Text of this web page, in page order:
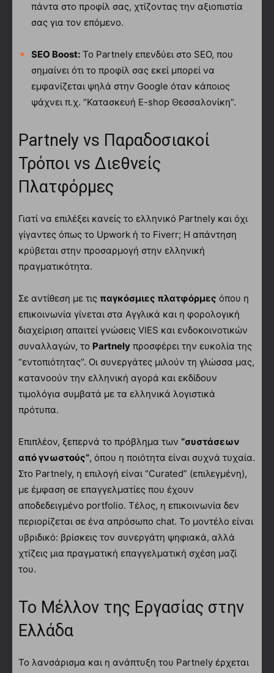
πάντα στο προφίλ σας, χτίζοντας την αξιοπιστία
σας για τον επόμενο.
SEO Boost: Το Partnely επενδύει στο SEO, που
σημαίνει ότι το προφίλ σας εκεί μπορεί να
εμφανίζεται ψηλά στην Google όταν κάποιος
ψάχνει π.χ. “Κατασκευή E-shop Θεσσαλονίκη”.
Partnely vs Παραδοσιακοί
Τρόποι vs Διεθνείς
Πλατφόρμες
Γιατί να επιλέξει κανείς το ελληνικό Partnely και όχι
γίγαντες όπως το Upwork ή το Fiverr; Η απάντηση
κρύβεται στην προσαρμογή στην ελληνική
πραγματικότητα.
Σε αντίθεση με τις παγκόσμιες πλατφόρμες όπου η
επικοινωνία γίνεται στα Αγγλικά και η φορολογική
διαχείριση απαιτεί γνώσεις VIES και ενδοκοινοτικών
συναλλαγών, το Partnely προσφέρει την ευκολία της
“εντοπιότητας”. Οι συνεργάτες μιλούν τη γλώσσα μας,
κατανοούν την ελληνική αγορά και εκδίδουν
τιμολόγια συμβατά με τα ελληνικά λογιστικά
πρότυπα.
Επιπλέον, ξεπερνά το πρόβλημα των “συστάσεων
από γνωστούς”, όπου η ποιότητα είναι συχνά τυχαία.
Στο Partnely, η επιλογή είναι “Curated” (επιλεγμένη),
με έμφαση σε επαγγελματίες που έχουν
αποδεδειγμένο portfolio. Τέλος, η επικοινωνία δεν
περιορίζεται σε ένα απρόσωπο chat. Το μοντέλο είναι
υβριδικό: βρίσκεις τον συνεργάτη ψηφιακά, αλλά
χτίζεις μια πραγματική επαγγελματική σχέση μαζί
του.
Το Μέλλον της Εργασίας στην
Ελλάδα
Το λανσάρισμα και η ανάπτυξη του Partnely έρχεται